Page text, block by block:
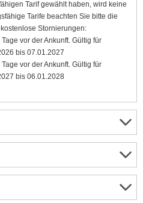
Tarif gewählt haben, wird keine
Tarife beachten Sie bitte die
Stornierungen:
vor der Ankunft. Gültig für
bis 07.01.2027
vor der Ankunft. Gültig für
bis 06.01.2028